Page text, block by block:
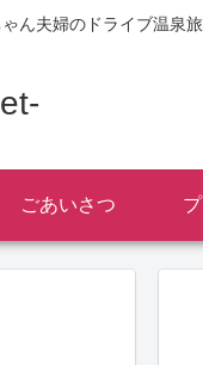
ん夫婦のドライブ温泉旅
ごあいさつ